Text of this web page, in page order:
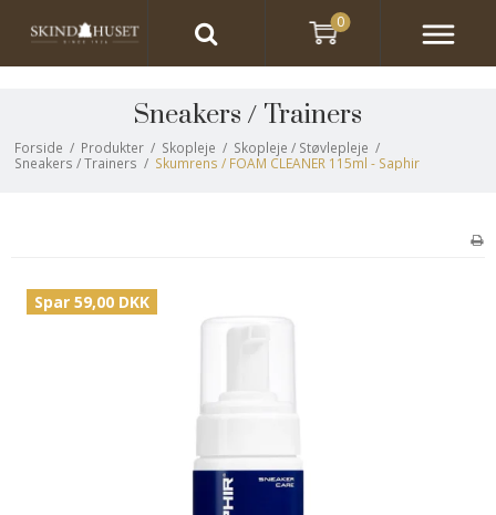
Sneakers / Trainers
Forside / Produkter / Skopleje / Skopleje / Støvlepleje /
Sneakers / Trainers / Skumrens / FOAM CLEANER 115ml - Saphir
Spar 59,00 DKK
0